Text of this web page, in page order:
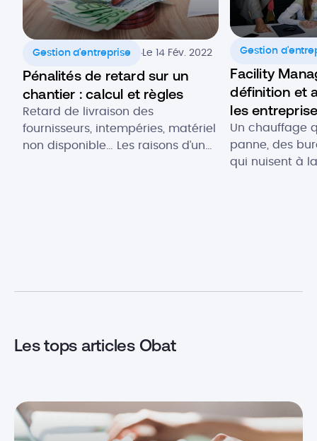
Gestion d'entreprise .Le 14 Fév. 2022
Pénalités de retard sur un
chantier : calcul et règles
Retard de livraison des
fournisseurs, intempéries, matériel
non disponible… Les raisons d’un
Gestion
Facility
définition et
les
Un chauffage
panne, des
qui nuisent à
Les tops articles Obat